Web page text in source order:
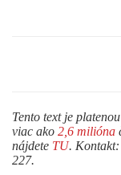
Tento text je
viac ako 2,6 milióna
nájdete TU. Kontakt:
227.